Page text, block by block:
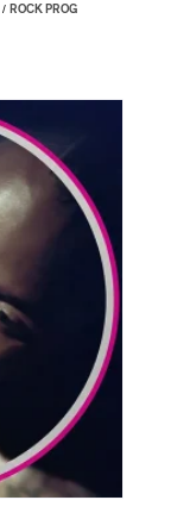
/ ROCK PROG